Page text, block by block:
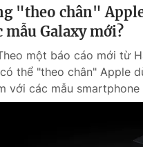
"theo chân"
mẫu Galaxy mới?
một báo cáo mới từ
thể "theo chân" Apple
với các mẫu smartphone